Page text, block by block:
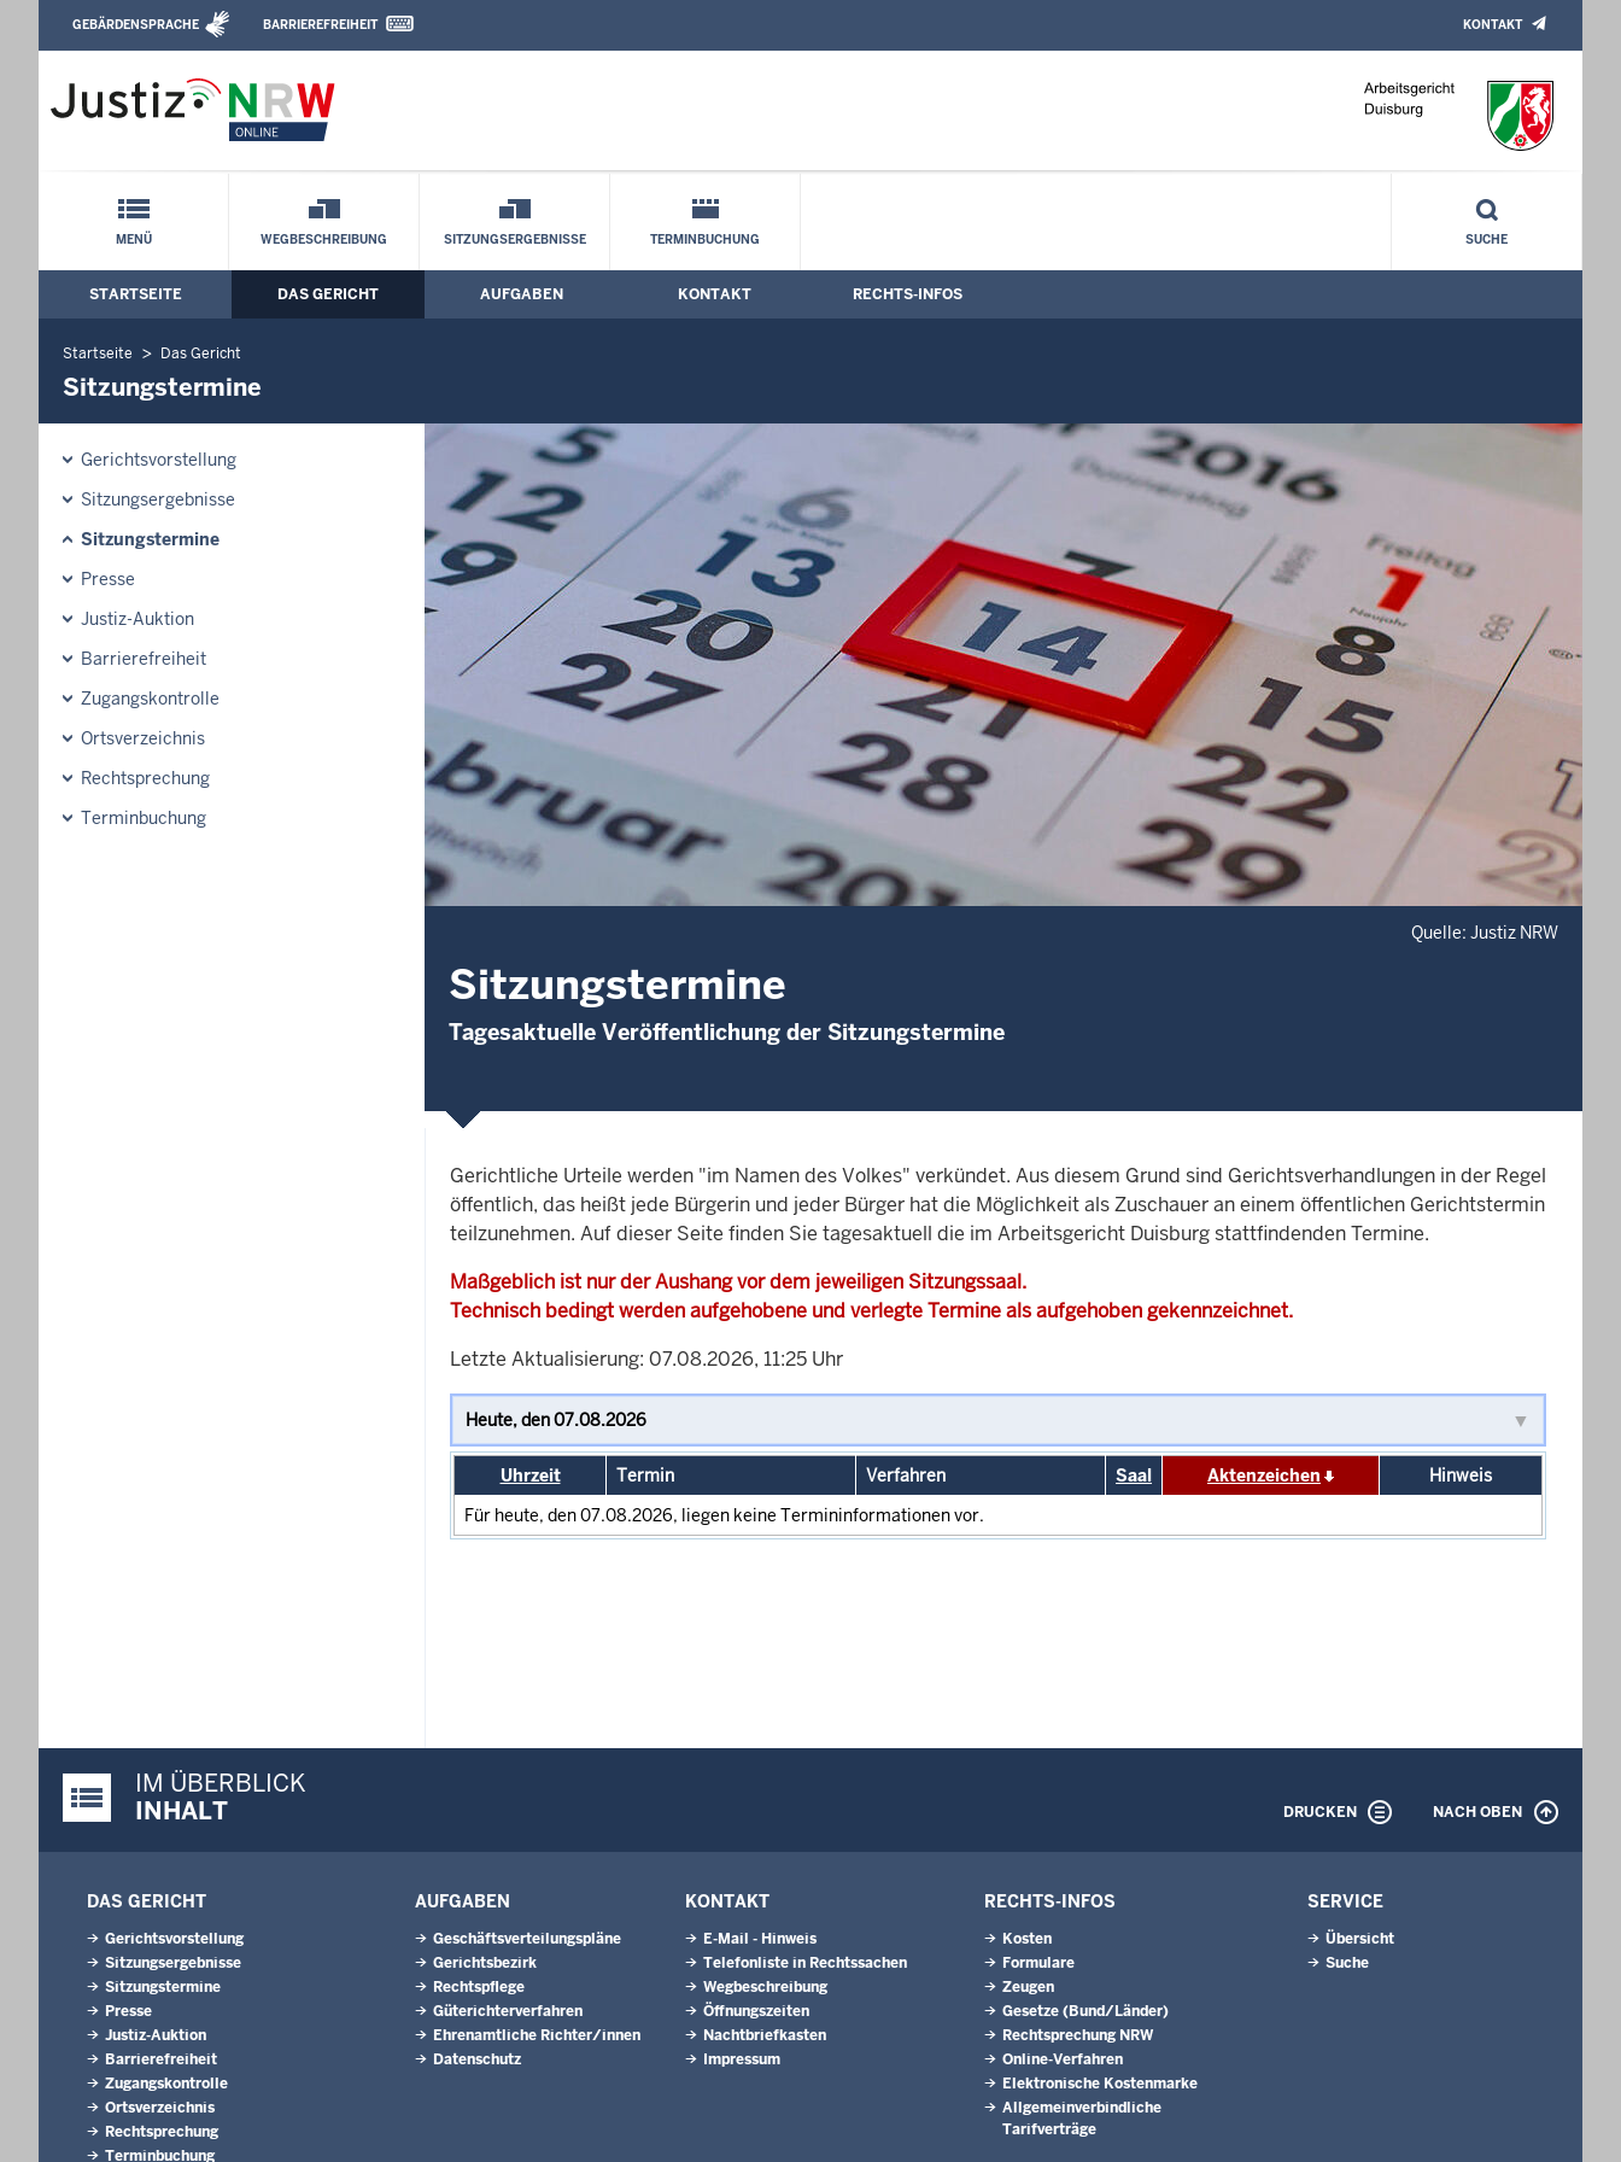
Arbeitsgericht Duisburg: Sitzungstermine
Direkt zum Inhalt
Leichte Sprache, Gebärdensprachenvideo und Kontaktformular
GEBÄRDENSPRACHE BARRIEREFREIHEIT KONTAKT
Schnellnavigation mit Volltext-Suche
MENÜ WEGBESCHREIBUNG SITZUNGSERGEBNISSE TERMINBUCHUNG SUCHE
Hauptmenü: Hauptnavigation
STARTSEITE DAS GERICHT AUFGABEN KONTAKT RECHTS-INFOS
Startseite Das Gericht
Sitzungstermine
Gerichtsvorstellung
Sitzungsergebnisse
Sitzungstermine
Presse
Justiz-Auktion
Barrierefreiheit
Zugangskontrolle
Ortsverzeichnis
Rechtsprechung
Terminbuchung
Quelle: Justiz NRW
Sitzungstermine
Tagesaktuelle Veröffentlichung der Sitzungstermine
Gerichtliche Urteile werden "im Namen des Volkes" verkündet. Aus diesem Grund sind Gerichtsverhandlungen in der Regel
öffentlich, das heißt jede Bürgerin und jeder Bürger hat die Möglichkeit als Zuschauer an einem öffentlichen Gerichtstermin
teilzunehmen. Auf dieser Seite finden Sie tagesaktuell die im Arbeitsgericht Duisburg stattfindenden Termine.
Maßgeblich ist nur der Aushang vor dem jeweiligen Sitzungssaal.
Technisch bedingt werden aufgehobene und verlegte Termine als aufgehoben gekennzeichnet.
Letzte Aktualisierung: 07.08.2026, 11:25 Uhr
Uhrzeit Termin Verfahren Saal Aktenzeichen
Hinweis
Für heute, den 07.08.2026, liegen keine Termininformationen vor.
Justiz-Portal im Überblick:
IM ÜBERBLICK
INHALT
DRUCKEN NACH OBEN
DAS GERICHT
Gerichtsvorstellung
Sitzungsergebnisse
Sitzungstermine
Presse
Justiz-Auktion
Barrierefreiheit
Zugangskontrolle
Ortsverzeichnis
Rechtsprechung
Terminbuchung
AUFGABEN
Geschäftsverteilungspläne
Gerichtsbezirk
Rechtspflege
Güterichterverfahren
Ehrenamtliche Richter/innen
Datenschutz
KONTAKT
E-Mail - Hinweis
Telefonliste in Rechtssachen
Wegbeschreibung
Öffnungszeiten
Nachtbriefkasten
Impressum
RECHTS-INFOS
Kosten
Formulare
Zeugen
Gesetze (Bund/Länder)
Rechtsprechung NRW
Online-Verfahren
Elektronische Kostenmarke
Allgemeinverbindliche
Tarifverträge
SERVICE
Übersicht
Suche